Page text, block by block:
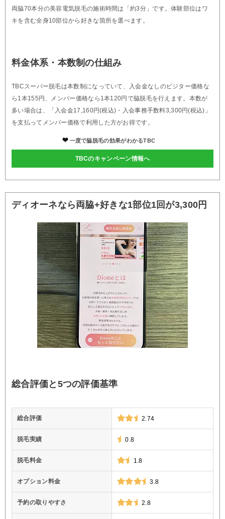
両脇70本分の美容電気脱毛の施術時間は「約3分」です。体験部位はワ
キを含む全身10部位から好きな箇所を選べます。
料金体系・本数制の仕組み
TBCスーパー脱毛は本数制になっていて、入会金なしのビジター価格な
ら1本155円、メンバー価格なら1本120円で脇脱毛を行えます。本数が
多い場合は、「入会金17,160円(税込)・入会事務手数料3,300円(税込)」
を支払ってメンバー価格で利用した方がお得です。
一度で脇脱毛の効果がわかるTBC
TBCのキャンペーン情報へ
ディオーネなら両脇+好きな1部位1回が3,300円
総合評価と5つの評価基準
総合評価 2.74
脱毛実績 0.8
脱毛料金 1.8
オプション料金 3.8
予約の取りやすさ 2.8